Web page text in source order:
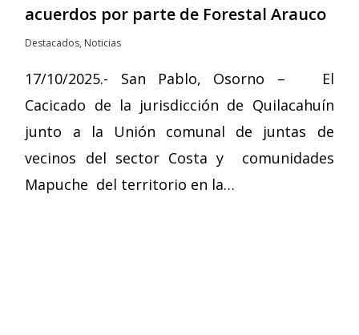
acuerdos por parte de Forestal Arauco
Destacados, Noticias
17/10/2025.- San Pablo, Osorno – El
Cacicado de la jurisdicción de Quilacahuín
junto a la Unión comunal de juntas de
vecinos del sector Costa y comunidades
Mapuche del territorio en la…